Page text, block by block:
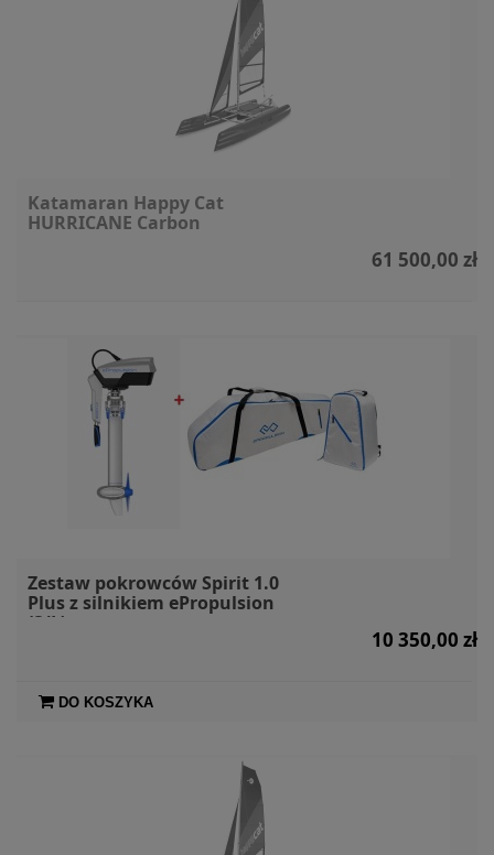
Katamaran Happy Cat
HURRICANE Carbon
61 500,00 zł
Zestaw pokrowców Spirit 1.0
Plus z silnikiem ePropulsion
(S/L)
10 350,00 zł
DO KOSZYKA